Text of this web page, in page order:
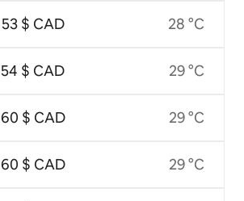
53 $ CAD
54 $ CAD
60 $ CAD
60 $ CAD
28 °C
29 °C
29 °C
29 °C